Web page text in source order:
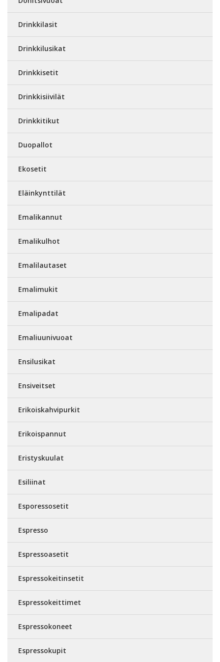
Drinkkilasit
Drinkkilusikat
Drinkkisetit
Drinkkisiivilät
Drinkkitikut
Duopallot
Ekosetit
Eläinkynttilät
Emalikannut
Emalikulhot
Emalilautaset
Emalimukit
Emalipadat
Emaliuunivuoat
Ensilusikat
Ensiveitset
Erikoiskahvipurkit
Erikoispannut
Eristyskuulat
Esiliinat
Esporessosetit
Espresso
Espressoasetit
Espressokeitinsetit
Espressokeittimet
Espressokoneet
Espressokupit